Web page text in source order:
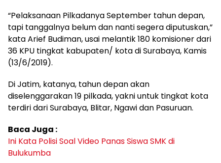
“Pelaksanaan Pilkadanya September tahun depan,
tapi tanggalnya belum dan nanti segera diputuskan,”
kata Arief Budiman, usai melantik 180 komisioner dari
36 KPU tingkat kabupaten/ kota di Surabaya, Kamis
(13/6/2019).
Di Jatim, katanya, tahun depan akan
diselenggarakan 19 pilkada, yakni untuk tingkat kota
terdiri dari Surabaya, Blitar, Ngawi dan Pasuruan.
Baca Juga :
Ini Kata Polisi Soal Video Panas Siswa SMK di
Bulukumba